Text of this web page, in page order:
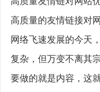
高质量的友情链接对
网络飞速发展的今天，
复杂，但万变不离其
要做的就是内容，这